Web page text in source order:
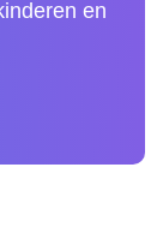
en